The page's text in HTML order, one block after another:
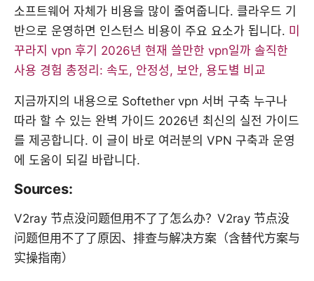
소프트웨어 자체가 비용을 많이 줄여줍니다. 클라우드 기
반으로 운영하면 인스턴스 비용이 주요 요소가 됩니다. 미
꾸라지 vpn 후기 2026년 현재 쓸만한 vpn일까 솔직한
사용 경험 총정리: 속도, 안정성, 보안, 용도별 비교
지금까지의 내용으로 Softether vpn 서버 구축 누구나
따라 할 수 있는 완벽 가이드 2026년 최신의 실전 가이드
를 제공합니다. 이 글이 바로 여러분의 VPN 구축과 운영
에 도움이 되길 바랍니다.
Sources:
V2ray 节点没问题但用不了了怎么办？V2ray 节点没
问题但用不了了原因、排查与解决方案（含替代方案与
实操指南）